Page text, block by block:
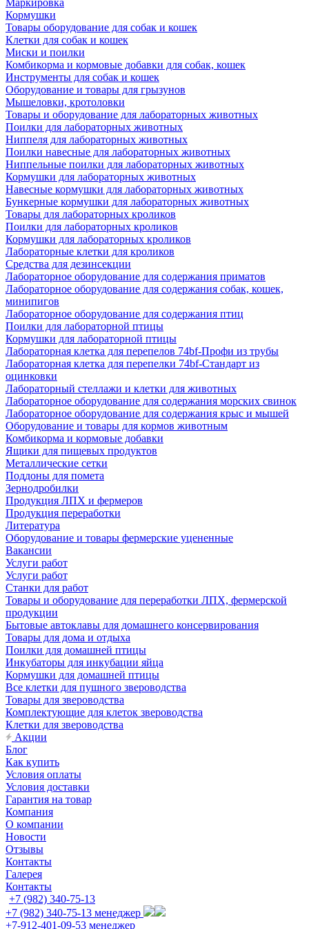
Маркировка
Кормушки
Товары оборудование для собак и кошек
Клетки для собак и кошек
Миски и поилки
Комбикорма и кормовые добавки для собак, кошек
Инструменты для собак и кошек
Оборудование и товары для грызунов
Мышеловки, кротоловки
Товары и оборудование для лабораторных животных
Поилки для лабораторных животных
Ниппеля для лабораторных животных
Поилки навесные для лабораторных животных
Ниппельные поилки для лабораторных животных
Кормушки для лабораторных животных
Навесные кормушки для лабораторных животных
Бункерные кормушки для лабораторных животных
Товары для лабораторных кроликов
Поилки для лабораторных кроликов
Кормушки для лабораторных кроликов
Лабораторные клетки для кроликов
Средства для дезинсекции
Лабораторное оборудование для содержания приматов
Лабораторное оборудование для содержания собак, кошек,
минипигов
Лабораторное оборудование для содержания птиц
Поилки для лабораторной птицы
Кормушки для лабораторной птицы
Лабораторная клетка для перепелов 74bf-Профи из трубы
Лабораторная клетка для перепелки 74bf-Стандарт из
оцинковки
Лабораторный стеллажи и клетки для животных
Лабораторное оборудование для содержания морских свинок
Лабораторное оборудование для содержания крыс и мышей
Оборудование и товары для кормов животным
Комбикорма и кормовые добавки
Ящики для пищевых продуктов
Металлические сетки
Поддоны для помета
Зернодробилки
Продукция ЛПХ и фермеров
Продукция переработки
Литература
Оборудование и товары фермерские уцененные
Вакансии
Услуги работ
Услуги работ
Станки для работ
Товары и оборудование для переработки ЛПХ, фермерской
продукции
Бытовые автоклавы для домашнего консервирования
Товары для дома и отдыха
Поилки для домашней птицы
Инкубаторы для инкубации яйца
Кормушки для домашней птицы
Все клетки для пушного звероводства
Товары для звероводства
Комплектующие для клеток звероводства
Клетки для звероводства
Акции
Блог
Как купить
Условия оплаты
Условия доставки
Гарантия на товар
Компания
О компании
Новости
Отзывы
Контакты
Галерея
Контакты
+7 (982) 340-75-13
+7 (982) 340-75-13 менеджер
+7-912-401-09-53 менеджер